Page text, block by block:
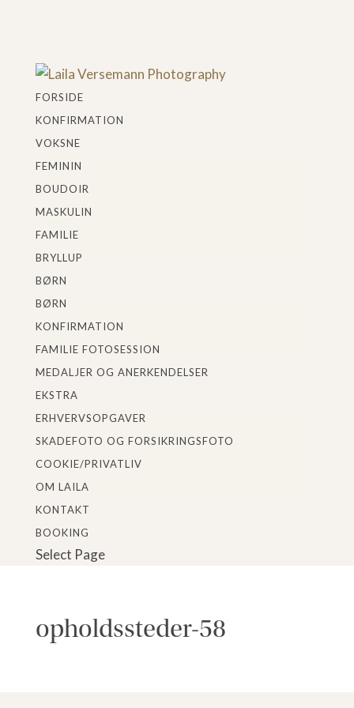
FORSIDE
KONFIRMATION
VOKSNE
FEMININ
BOUDOIR
MASKULIN
FAMILIE
BRYLLUP
BØRN
BØRN
KONFIRMATION
FAMILIE FOTOSESSION
MEDALJER OG ANERKENDELSER
EKSTRA
ERHVERVSOPGAVER
SKADEFOTO OG FORSIKRINGSFOTO
COOKIE/PRIVATLIV
OM LAILA
KONTAKT
BOOKING
Select Page
opholdssteder-58